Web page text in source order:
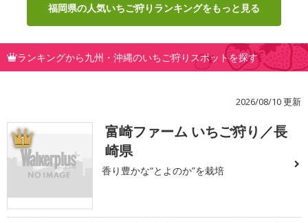
福岡県の人気いちご狩りランキングをもっと見る
ランキングから九州・沖縄のいちご狩りスポットを探す
2026/08/10 更新
1
富崎ファーム いちご狩り／長
崎県
香り豊かな“とよのか”を栽培